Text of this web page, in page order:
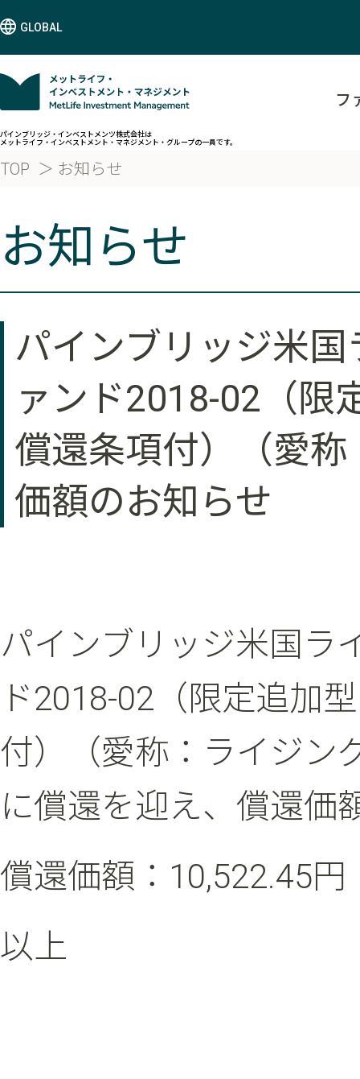
GLOBAL
パインブリッジ・インベストメンツ株式会社は
メットライフ・インベストメント・マネジメント・グループの一員です。
フ
TOP お知らせ
お知らせ
パインブリッジ米
ァンド2018-02（限
償還条項付）（愛
価額のお知らせ
パインブリッジ米国ラ
ド2018-02（限定追加
付）（愛称：ライジン
に償還を迎え、償還価
償還価額：10,522.45円
以上